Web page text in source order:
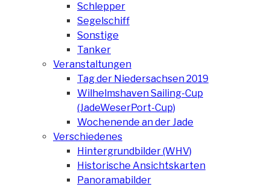
Schlepper
Segelschiff
Sonstige
Tanker
Veranstaltungen
Tag der Niedersachsen 2019
Wilhelmshaven Sailing-Cup
(JadeWeserPort-Cup)
Wochenende an der Jade
Verschiedenes
Hintergrundbilder (WHV)
Historische Ansichtskarten
Panoramabilder